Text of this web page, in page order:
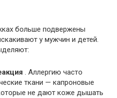
больше подвержены
у мужчин и детей.
. Аллергию часто
ткани — капроновые
не дают коже дышать